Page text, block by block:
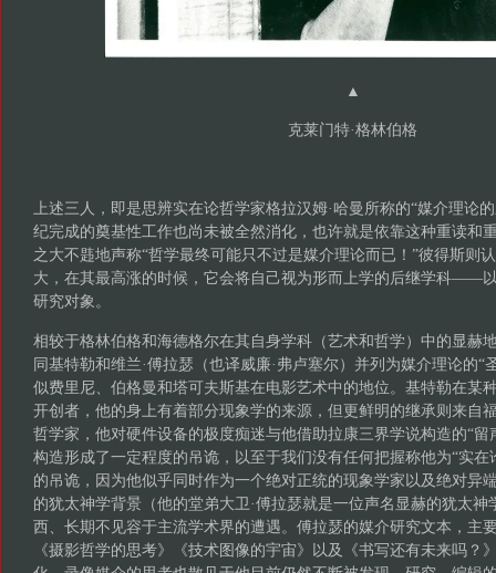
▲
克莱门特·格林伯格
上述三人，即是思辨实在论哲学家格拉汉姆·哈曼所称的“媒介理论
纪完成的奠基性工作也尚未被全然消化，也许就是依靠这种重读和
之大不韪地声称“哲学最终可能只不过是媒介理论而已！”彼得斯则
大，在其最高涨的时候，它会将自己视为形而上学的后继学科——
研究对象。
相较于格林伯格和海德格尔在其自身学科（艺术和哲学）中的显赫
同基特勒和维兰·傅拉瑟（也译威廉·弗卢塞尔）并列为媒介理论的“
似费里尼、伯格曼和塔可夫斯基在电影艺术中的地位。基特勒在某
开创者，他的身上有着部分现象学的来源，但更鲜明的继承则来自
哲学家，他对硬件设备的极度痴迷与他借助拉康三界学说构造的“留
构造形成了一定程度的吊诡，以至于我们没有任何把握称他为“实在
的吊诡，因为他似乎同时作为一个绝对正统的现象学家以及绝对异
的犹太神学背景（他的堂弟大卫·傅拉瑟就是一位声名显赫的犹太神
西、长期不见容于主流学术界的遭遇。傅拉瑟的媒介研究文本，主
《摄影哲学的思考》《技术图像的宇宙》以及《书写还有未来吗？